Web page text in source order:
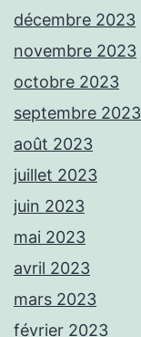
décembre 2023
novembre 2023
octobre 2023
septembre 2023
août 2023
juillet 2023
juin 2023
mai 2023
avril 2023
mars 2023
février 2023